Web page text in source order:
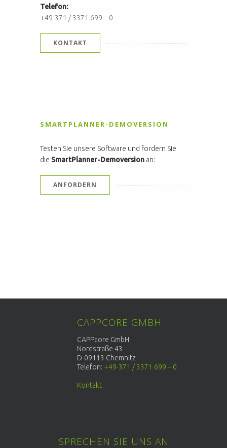
Telefon:
+49-371 / 3371 699 – 0
KONTAKT
SMARTPLANNER-DEMOVERSION
Testen Sie unsere Software und fordern Sie
die SmartPlanner-Demoversion an:
ANFORDERN
CAPPCORE GMBH
CAPPcore GmbH
Nordstraße 43
D-09113 Chemnitz
Telefon: +49-371 / 3371 699 – 0
Kontakt
SPRECHEN SIE UNS AN